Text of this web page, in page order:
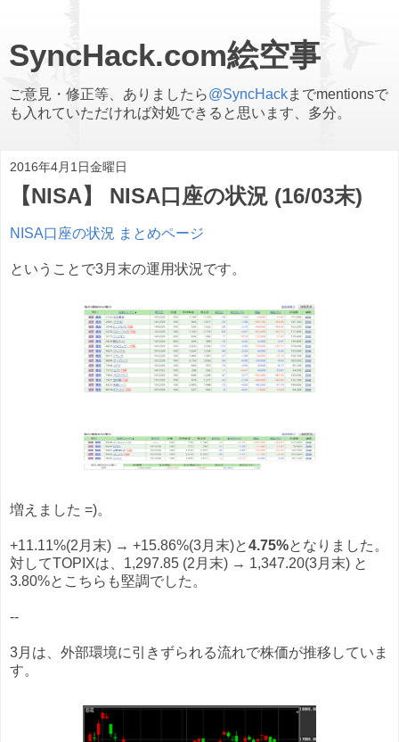
SyncHack.com絵空事
ご意見・修正等、ありましたら@SyncHackまでmentionsで
も入れていただければ対処できると思います、多分。
2016年4月1日金曜日
【NISA】 NISA口座の状況 (16/03末)
NISA口座の状況 まとめページ
ということで3月末の運用状況です。
増えました =)。
+11.11%(2月末) → +15.86%(3月末)と4.75%となりました。
対してTOPIXは、1,297.85 (2月末) → 1,347.20(3月末) と
3.80%とこちらも堅調でした。
--
3月は、外部環境に引きずられる流れで株価が推移していま
す。